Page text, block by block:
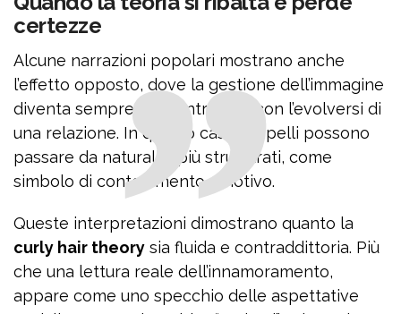
certezze
Alcune narrazioni popolari mostrano anche
l’effetto opposto, dove la gestione dell’immagine
diventa sempre più controllata con l’evolversi di
una relazione. In questo caso i capelli possono
passare da naturali a più strutturati, come
simbolo di contenimento emotivo.
Queste interpretazioni dimostrano quanto la
curly hair theory sia fluida e contraddittoria. Più
che una lettura reale dell’innamoramento,
appare come uno specchio delle aspettative